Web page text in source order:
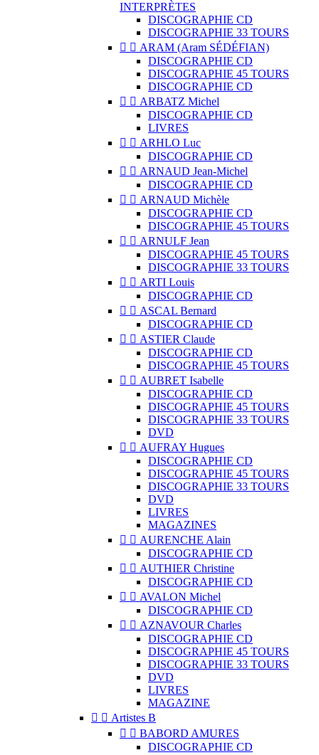
INTERPRÈTES
DISCOGRAPHIE CD
DISCOGRAPHIE 33 TOURS
  ARAM (Aram SÉDÉFIAN)
DISCOGRAPHIE CD
DISCOGRAPHIE 45 TOURS
DISCOGRAPHIE CD
  ARBATZ Michel
DISCOGRAPHIE CD
LIVRES
  ARHLO Luc
DISCOGRAPHIE CD
  ARNAUD Jean-Michel
DISCOGRAPHIE CD
  ARNAUD Michèle
DISCOGRAPHIE CD
DISCOGRAPHIE 45 TOURS
  ARNULF Jean
DISCOGRAPHIE 45 TOURS
DISCOGRAPHIE 33 TOURS
  ARTI Louis
DISCOGRAPHIE CD
  ASCAL Bernard
DISCOGRAPHIE CD
  ASTIER Claude
DISCOGRAPHIE CD
DISCOGRAPHIE 45 TOURS
  AUBRET Isabelle
DISCOGRAPHIE CD
DISCOGRAPHIE 45 TOURS
DISCOGRAPHIE 33 TOURS
DVD
  AUFRAY Hugues
DISCOGRAPHIE CD
DISCOGRAPHIE 45 TOURS
DISCOGRAPHIE 33 TOURS
DVD
LIVRES
MAGAZINES
  AURENCHE Alain
DISCOGRAPHIE CD
  AUTHIER Christine
DISCOGRAPHIE CD
  AVALON Michel
DISCOGRAPHIE CD
  AZNAVOUR Charles
DISCOGRAPHIE CD
DISCOGRAPHIE 45 TOURS
DISCOGRAPHIE 33 TOURS
DVD
LIVRES
MAGAZINE
  Artistes B
  BABORD AMURES
DISCOGRAPHIE CD